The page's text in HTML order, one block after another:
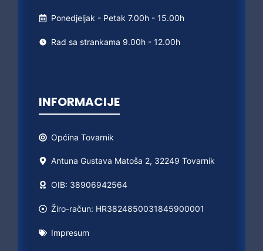
Ponedjeljak - Petak 7.00h - 15.00h
Rad sa strankama 9.00h - 12.00h
INFORMACIJE
Općina Tovarnik
Antuna Gustava Matoša 2, 32249 Tovarnik
OIB: 38906942564
Žiro-račun: HR3824850031845900001
Impresum